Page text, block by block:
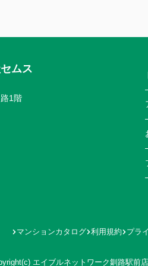
ムス
1階
マンションカタログ 利用規約 プラ
エイブルネットワーク釧路駅前